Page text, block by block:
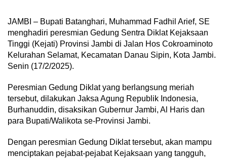
JAMBI – Bupati Batanghari, Muhammad Fadhil Arief, SE
menghadiri peresmian Gedung Sentra Diklat Kejaksaan
Tinggi (Kejati) Provinsi Jambi di Jalan Hos Cokroaminoto
Kelurahan Selamat, Kecamatan Danau Sipin, Kota Jambi.
Senin (17/2/2025).
Peresmian Gedung Diklat yang berlangsung meriah
tersebut, dilakukan Jaksa Agung Republik Indonesia,
Burhanuddin, disaksikan Gubernur Jambi, Al Haris dan
para Bupati/Walikota se-Provinsi Jambi.
Dengan peresmian Gedung Diklat tersebut, akan mampu
menciptakan pejabat-pejabat Kejaksaan yang tangguh,